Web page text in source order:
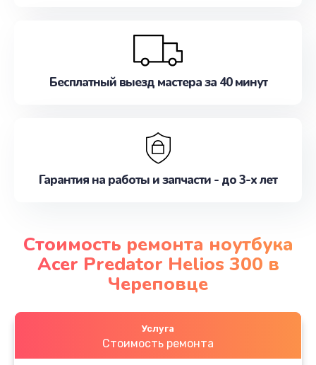
Бесплатный выезд мастера за 40 минут
Гарантия на работы и запчасти - до 3-х лет
Стоимость ремонта ноутбука
Acer Predator Helios 300 в
Череповце
Услуга
Стоимость ремонта